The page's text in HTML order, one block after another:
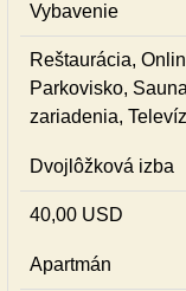
Vybavenie
Reštaurácia,
Parkovisko,
zariadenia,
Dvojlôžková izba
40,00 USD
Apartmán